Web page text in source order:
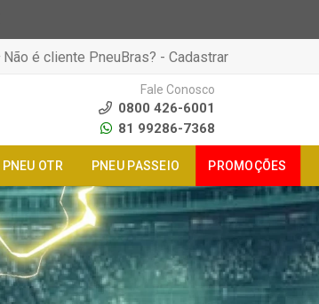
Não é cliente PneuBras? - Cadastrar
Fale Conosco
0800 426-6001
81 99286-7368
PNEU OTR PNEU PASSEIO PROMOÇÕES